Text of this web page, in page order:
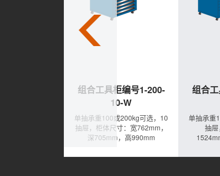
组合工具柜编号1-200-
10-W
单抽承重100或200kg可选，10
抽屉，柜体尺寸：宽762mm，
深705mm，高990mm
组合
单抽承重
抽